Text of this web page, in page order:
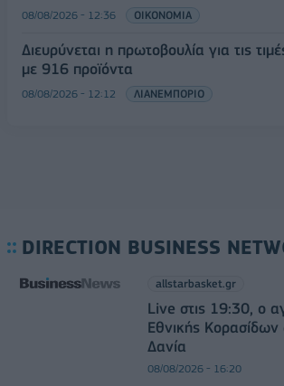
08/08/2026 - 12:36 ΟΙΚΟΝΟΜΙΑ
Διευρύνεται η πρωτοβουλία για τις
με 916 προϊόντα
08/08/2026 - 12:12 ΛΙΑΝΕΜΠΟΡΙΟ
DIRECTION BUSINESS
allstarbasket.gr
Live στις 19:30, ο
Εθνικής Κορασίδων
Δανία
08/08/2026 - 16:20